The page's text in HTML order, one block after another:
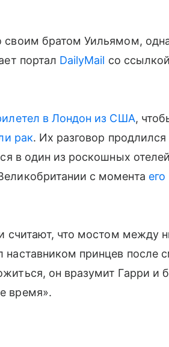
своим братом Уильямом,
портал DailyMail со
в Лондон из США,
рак. Их разговор продлился
в один из роскошных
с момента его
считают, что мостом между
принцев после
он вразумит Гарри и
время».